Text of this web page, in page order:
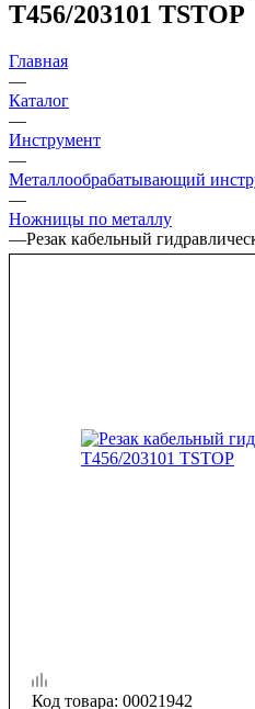
Т456/203101 TSTOP
Главная
—
Каталог
—
Инструмент
—
Металлообрабатывающий
—
Ножницы по металлу
—Резак кабельный
Код товара: 00021942